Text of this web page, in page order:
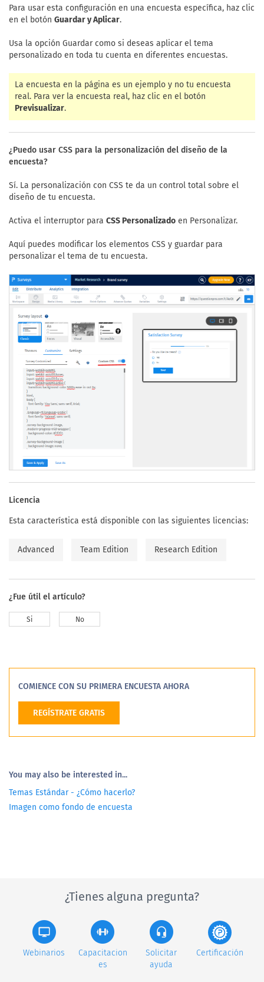
Para usar esta configuración en una encuesta específica, haz clic
en el botón Guardar y Aplicar.
Usa la opción Guardar como si deseas aplicar el tema
personalizado en toda tu cuenta en diferentes encuestas.
La encuesta en la página es un ejemplo y no tu encuesta
real. Para ver la encuesta real, haz clic en el botón
Previsualizar.
¿Puedo usar CSS para la personalización del diseño de la
encuesta?
Sí. La personalización con CSS te da un control total sobre el
diseño de tu encuesta.
Activa el interruptor para CSS Personalizado en Personalizar.
Aquí puedes modificar los elementos CSS y guardar para
personalizar el tema de tu encuesta.
Licencia
Esta característica está disponible con las siguientes licencias:
Advanced Team Edition Research Edition
¿Fue útil el artículo?
Si No
COMIENCE CON SU PRIMERA ENCUESTA AHORA
REGÍSTRATE GRATIS
You may also be interested in...
Temas Estándar - ¿Cómo hacerlo?
Imagen como fondo de encuesta
¿Tienes alguna pregunta?
Webinarios
Capacitacion
es
Solicitar
ayuda
Certificación